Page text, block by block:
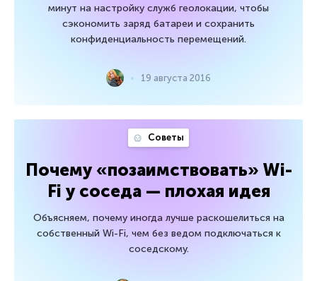
минут на настройку служб геолокации, чтобы
сэкономить заряд батареи и сохранить
конфиденциальность перемещений.
19 августа 2016
Советы
Почему «позаимствовать» Wi-
Fi у соседа — плохая идея
Объясняем, почему иногда лучше раскошелиться на
собственный Wi-Fi, чем без ведом подключаться к
соседскому.